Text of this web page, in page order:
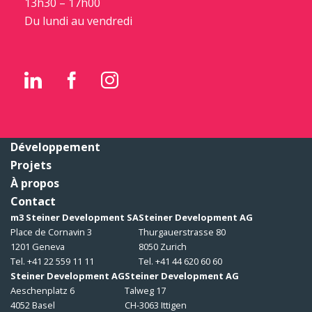
Du lundi au vendredi
Développement
Projets
À propos
Contact
m3 Steiner Development SA
Place de Cornavin 3
1201 Geneva
Tel. +41 22 559 11 11
Steiner Development AG
Thurgauerstrasse 80
8050 Zurich
Tel. +41 44 620 60 60
Steiner Development AG
Aeschenplatz 6
4052 Basel
Steiner Development AG
Talweg 17
CH-3063 Ittigen